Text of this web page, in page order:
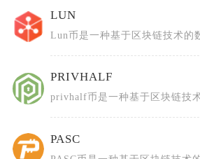
LUN
PRIVHALF
PASC